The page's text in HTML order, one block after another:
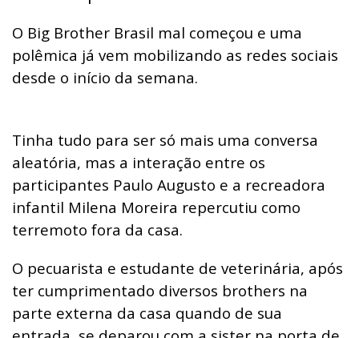
O Big Brother Brasil mal começou e uma
polêmica já vem mobilizando as redes sociais
desde o início da semana.
Tinha tudo para ser só mais uma conversa
aleatória, mas a interação entre os
participantes Paulo Augusto e a recreadora
infantil Milena Moreira repercutiu como
terremoto fora da casa.
O pecuarista e estudante de veterinária, após
ter cumprimentado diversos brothers na
parte externa da casa quando de sua